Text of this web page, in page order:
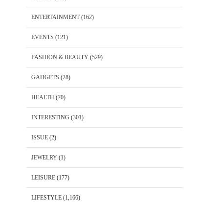
ENTERTAINMENT(162)
EVENTS (121)
FASHION & BEAUTY (529)
GADGETS (28)
HEALTH (70)
INTERESTING (301)
ISSUE (2)
JEWELRY (1)
LEISURE (177)
LIFESTYLE (1,166)